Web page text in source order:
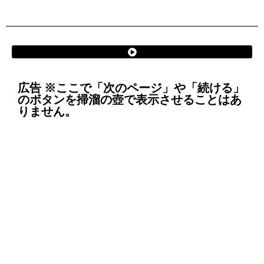
広告 ※ここで「次のページ」や「続ける」
のボタンを掃溜の壺で表示させることはあ
りません。